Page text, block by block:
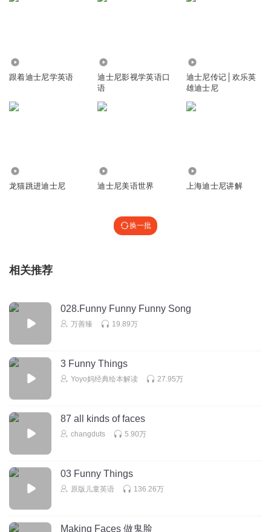
跟着迪士尼学英语
迪士尼影视学英语口
语
迪士尼传记│欢乐英
雄迪士尼
龙猫跳进迪士尼 迪士尼美语世界 上海迪士尼讲解
换一批
相关推荐
028.Funny Funny Funny Song
万善臻 19.89万
3 Funny Things
Yoyo妈经典绘本解读 27.95万
87 all kinds of faces
changduts 5.90万
03 Funny Things
原版儿童英语 136.26万
Making Faces 做鬼脸